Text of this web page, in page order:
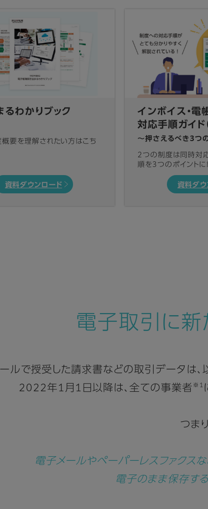
るわかりブック
要を理解されたい方はこち
資料ダウンロード
インボイス・電
対応手順ガイド
～押さえるべき3つ
2つの制度は同時対
順を3つのポイントに
資料ダウ
電子取引に新
ルで授受した請求書などの取引データは、
2022年1月1日以降は、全ての事業者 ※1
つま
電子メールやペーパーレスファクス
電子のまま保存す